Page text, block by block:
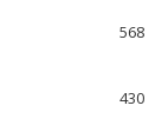
568
430